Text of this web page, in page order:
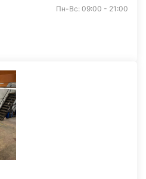
Пн-Вс: 09:00 - 21:00